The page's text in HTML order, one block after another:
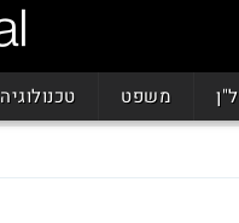
משפט טכנולוגיה